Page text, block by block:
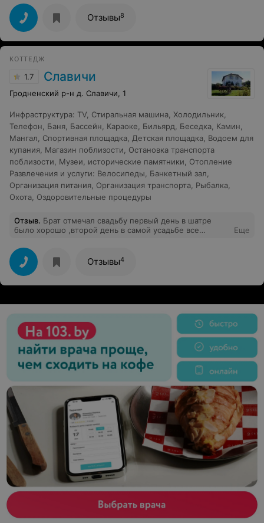
питание только комплексное, и предложили вот этот
ужин за 90 белорусских рублей (2700 рублей
российских). Но ещё больше удивило их
высказывание" если что-то не устраивает, Вас здесь
никто не держит ". Сервис очень некомпетентный (и
Отзывы8
КОТТЕДЖ
1.7 Славичи
Гродненский р-н д. Славичи, 1
Инфраструктура: TV, Стиральная машина, Холодильник,
Телефон, Баня, Бассейн, Караоке, Бильярд, Беседка, Камин,
Мангал, Спортивная площадка, Детская площадка, Водоем для
купания, Магазин поблизости, Остановка транспорта
поблизости, Музеи, исторические памятники, Отопление
Развлечения и услуги: Велосипеды, Банкетный зал,
Организация питания, Организация транспорта, Рыбалка,
Охота, Оздоровительные процедуры
Отзыв. Брат отмечал свадьбу первый день в шатре
было хорошо ,второй день в самой усадьбе все
Еще
Отзывы4